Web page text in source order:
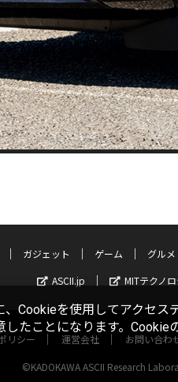
ガジェット ゲーム グルメ
ASCII.jp
MITテクノ
リシー 運営会社 お問い合わ
©KADOKAWA ASCII Research
Cookieを使用してアクセス
たことになります。Cookie